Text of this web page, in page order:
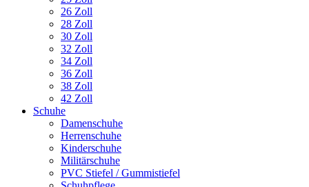
26 Zoll
28 Zoll
30 Zoll
32 Zoll
34 Zoll
36 Zoll
38 Zoll
42 Zoll
Schuhe
Damenschuhe
Herrenschuhe
Kinderschuhe
Militärschuhe
PVC Stiefel / Gummistiefel